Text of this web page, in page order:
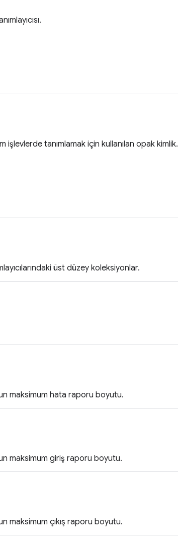
işlevlerde tanımlamak için kullanılan opak kimlik.
üst düzey koleksiyonlar.
maksimum hata raporu boyutu.
maksimum giriş raporu boyutu.
maksimum çıkış raporu boyutu.